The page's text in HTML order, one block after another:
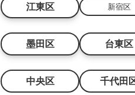
江東区 新宿区
墨田区 台東区
中央区 千代田